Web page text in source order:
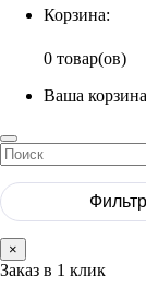
Корзина:
0 товар(ов)
Ваша
Фильтр
×
Заказ в 1 клик